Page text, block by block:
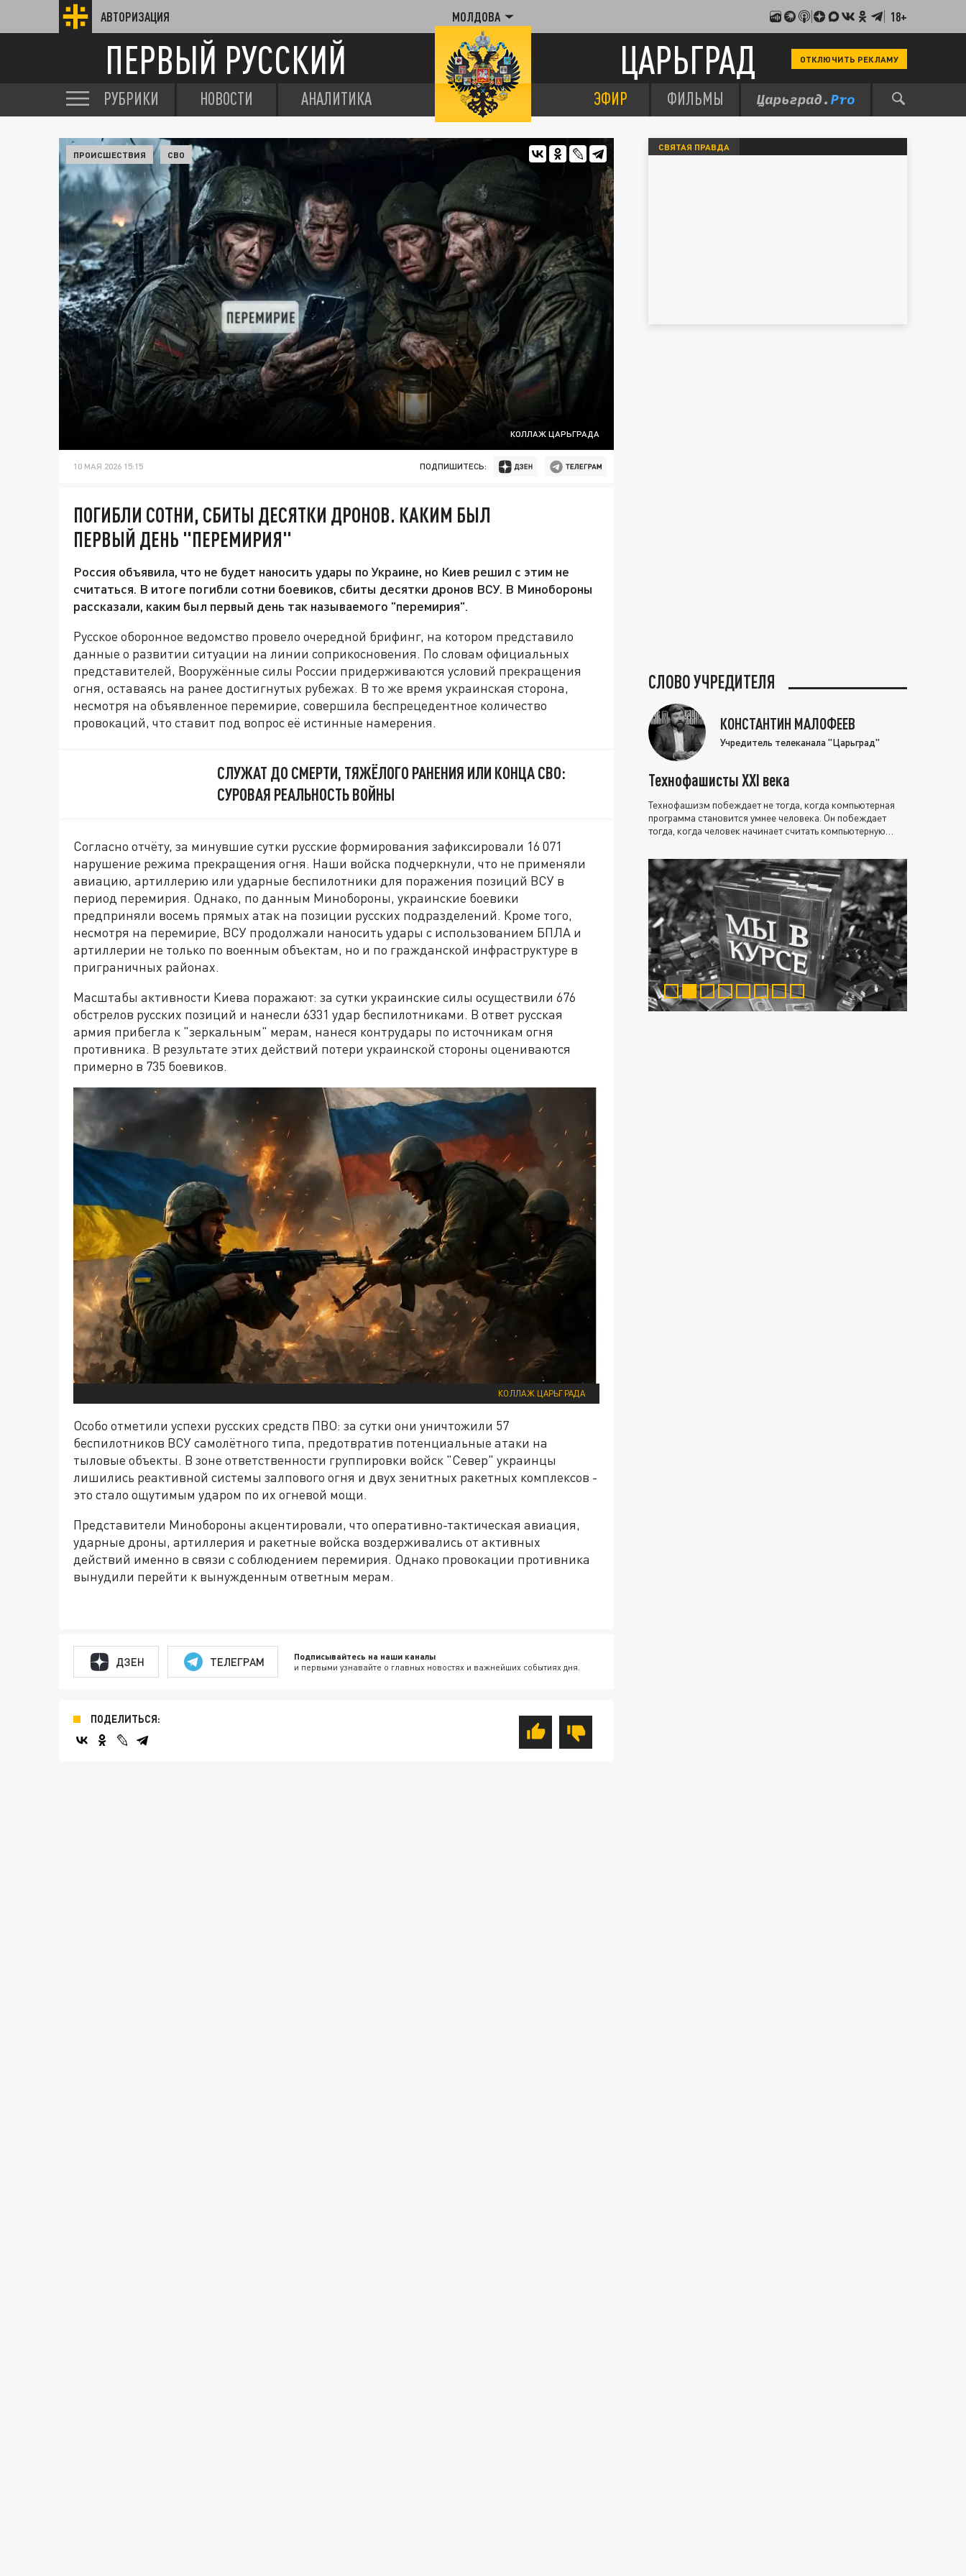
АВТОРИЗАЦИЯ МОЛДОВА 18+
ПЕРВЫЙ РУССКИЙ ЦАРЬГРАД ОТКЛЮЧИТЬ РЕКЛАМУ
РУБРИКИ НОВОСТИ АНАЛИТИКА ЭФИР ФИЛЬМЫ
КОЛЛАЖ ЦАРЬГРАДА
ПРОИСШЕСТВИЯ СВО
10 МАЯ 2026 15:15 ПОДПИШИТЕСЬ:
ПОГИБЛИ СОТНИ, СБИТЫ ДЕСЯТКИ ДРОНОВ. КАКИМ БЫЛ
ПЕРВЫЙ ДЕНЬ "ПЕРЕМИРИЯ"
Россия объявила, что не будет наносить удары по Украине, но Киев решил с этим не
считаться. В итоге погибли сотни боевиков, сбиты десятки дронов ВСУ. В Минобороны
рассказали, каким был первый день так называемого "перемирия".
Русское оборонное ведомство провело очередной брифинг, на котором представило
данные о развитии ситуации на линии соприкосновения. По словам официальных
представителей, Вооружённые силы России придерживаются условий прекращения
огня, оставаясь на ранее достигнутых рубежах. В то же время украинская сторона,
несмотря на объявленное перемирие, совершила беспрецедентное количество
провокаций, что ставит под вопрос её истинные намерения.
СЛУЖАТ ДО СМЕРТИ, ТЯЖЁЛОГО РАНЕНИЯ ИЛИ КОНЦА СВО:
СУРОВАЯ РЕАЛЬНОСТЬ ВОЙНЫ
Согласно отчёту, за минувшие сутки русские формирования зафиксировали 16 071
нарушение режима прекращения огня. Наши войска подчеркнули, что не применяли
авиацию, артиллерию или ударные беспилотники для поражения позиций ВСУ в
период перемирия. Однако, по данным Минобороны, украинские боевики
предприняли восемь прямых атак на позиции русских подразделений. Кроме того,
несмотря на перемирие, ВСУ продолжали наносить удары с использованием БПЛА и
артиллерии не только по военным объектам, но и по гражданской инфраструктуре в
приграничных районах.
Масштабы активности Киева поражают: за сутки украинские силы осуществили 676
обстрелов русских позиций и нанесли 6331 удар беспилотниками. В ответ русская
армия прибегла к "зеркальным" мерам, нанеся контрудары по источникам огня
противника. В результате этих действий потери украинской стороны оцениваются
примерно в 735 боевиков.
КОЛЛАЖ ЦАРЬГРАДА
Особо отметили успехи русских средств ПВО: за сутки они уничтожили 57
беспилотников ВСУ самолётного типа, предотвратив потенциальные атаки на
тыловые объекты. В зоне ответственности группировки войск "Север" украинцы
лишились реактивной системы залпового огня и двух зенитных ракетных комплексов -
это стало ощутимым ударом по их огневой мощи.
Представители Минобороны акцентировали, что оперативно-тактическая авиация,
ударные дроны, артиллерия и ракетные войска воздерживались от активных
действий именно в связи с соблюдением перемирия. Однако провокации противника
вынудили перейти к вынужденным ответным мерам.
ДЗЕН ТЕЛЕГРАМ Подписывайтесь на наши каналы
и первыми узнавайте о главных новостях и важнейших событиях дня.
ПОДЕЛИТЬСЯ:
СВЯТАЯ ПРАВДА
СЛОВО УЧРЕДИТЕЛЯ
КОНСТАНТИН МАЛОФЕЕВ
Учредитель телеканала "Царьград"
Технофашисты XXI века
Технофашизм побеждает не тогда, когда компьютерная
программа становится умнее человека. Он побеждает
тогда, когда человек начинает считать компьютерную